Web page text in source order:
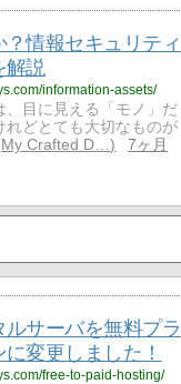
情報セキュリティ
解説
information-assets/
、目に見える「モノ」だ
れどとても大切なものが
My Crafted D…
7ヶ月
ルサーバを無料プラ
変更しました！
free-to-paid-hosting/